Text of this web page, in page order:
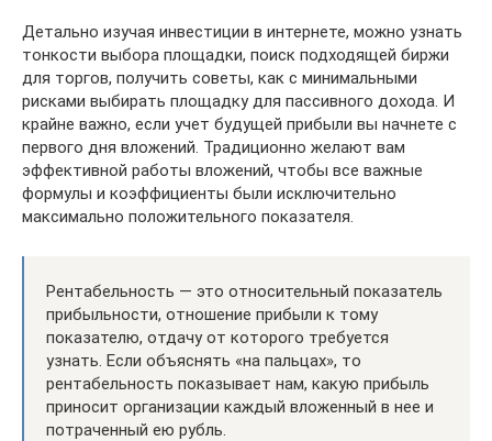
Детально изучая инвестиции в интернете, можно узнать
тонкости выбора площадки, поиск подходящей биржи
для торгов, получить советы, как с минимальными
рисками выбирать площадку для пассивного дохода. И
крайне важно, если учет будущей прибыли вы начнете с
первого дня вложений. Традиционно желают вам
эффективной работы вложений, чтобы все важные
формулы и коэффициенты были исключительно
максимально положительного показателя.
Рентабельность — это относительный показатель
прибыльности, отношение прибыли к тому
показателю, отдачу от которого требуется
узнать. Если объяснять «на пальцах», то
рентабельность показывает нам, какую прибыль
приносит организации каждый вложенный в нее и
потраченный ею рубль.